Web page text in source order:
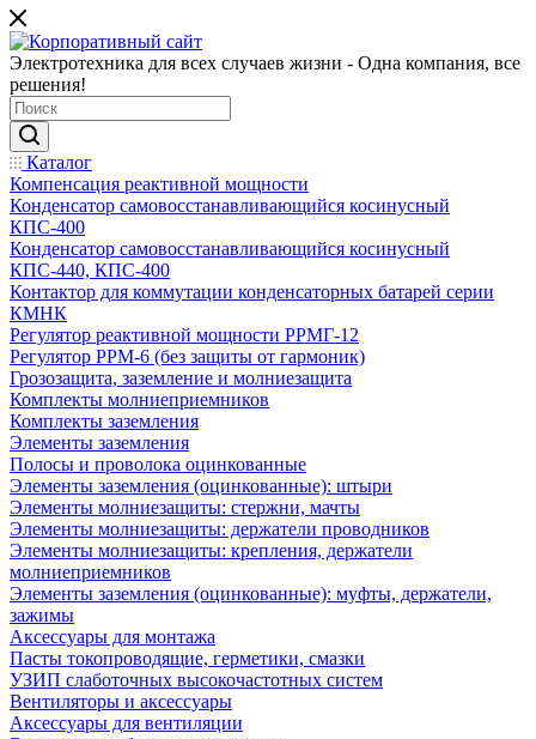
Электротехника для всех случаев жизни - Одна компания, все
решения!
Каталог
Компенсация реактивной мощности
Конденсатор самовосстанавливающийся косинусный
КПС-400
Конденсатор самовосстанавливающийся косинусный
КПС-440, КПС-400
Контактор для коммутации конденсаторных батарей серии
КМНК
Регулятор реактивной мощности РРМГ-12
Регулятор РРМ-6 (без защиты от гармоник)
Грозозащита, заземление и молниезащита
Комплекты молниеприемников
Комплекты заземления
Элементы заземления
Полосы и проволока оцинкованные
Элементы заземления (оцинкованные): штыри
Элементы молниезащиты: стержни, мачты
Элементы молниезащиты: держатели проводников
Элементы молниезащиты: крепления, держатели
молниеприемников
Элементы заземления (оцинкованные): муфты, держатели,
зажимы
Аксессуары для монтажа
Пасты токопроводящие, герметики, смазки
УЗИП слаботочных высокочастотных систем
Вентиляторы и аксессуары
Аксессуары для вентиляции